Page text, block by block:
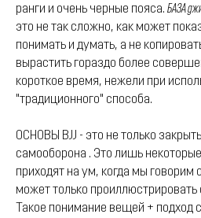
ранги и очень черные пояса. БАЗА
это не так сложно, как может
понимать и думать, а не
вырастить гораздо более
короткое время, нежели при
"традиционного" способа.
ОСНОВЫ BJJ - это не только
самооборона . Это лишь
приходят на ум, когда мы говорим
может только проиллюстрировать
Такое понимание вещей + подход